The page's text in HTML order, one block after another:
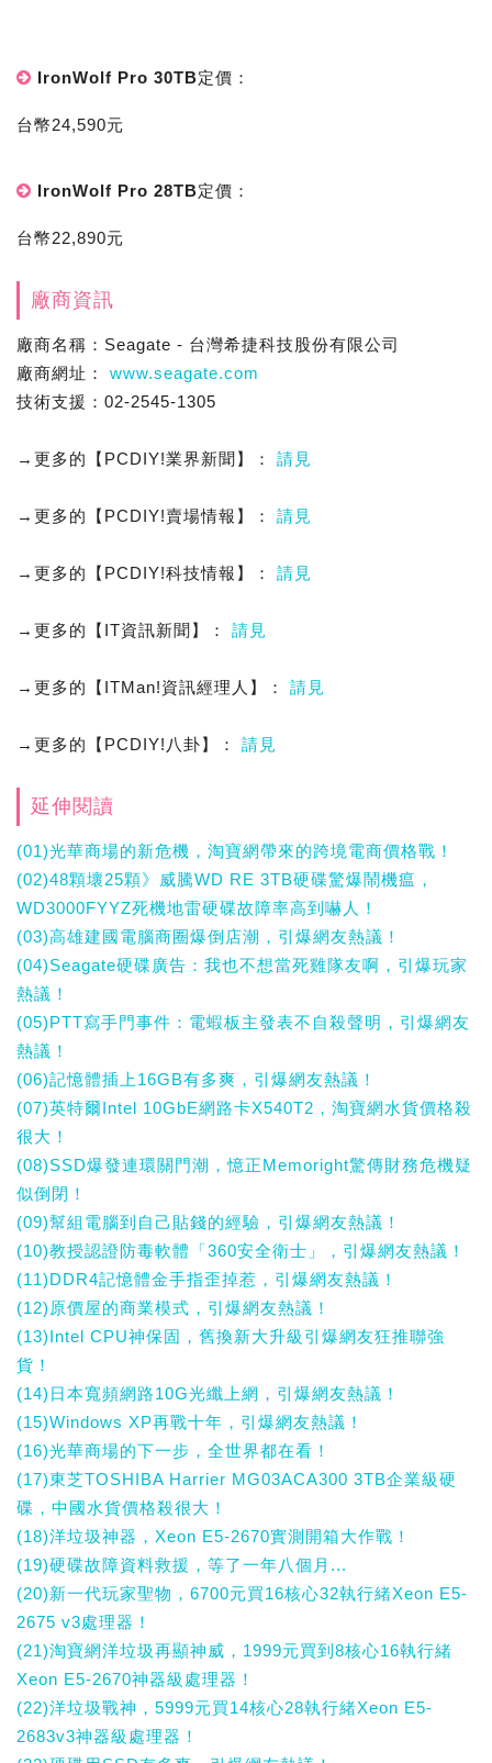
IronWolf Pro 30TB定價：
台幣24,590元
IronWolf Pro 28TB定價：
台幣22,890元
廠商資訊
廠商名稱：Seagate - 台灣希捷科技股份有限公司
廠商網址： www.seagate.com
技術支援：02-2545-1305
→更多的【PCDIY!業界新聞】： 請見
→更多的【PCDIY!賣場情報】： 請見
→更多的【PCDIY!科技情報】： 請見
→更多的【IT資訊新聞】： 請見
→更多的【ITMan!資訊經理人】： 請見
→更多的【PCDIY!八卦】： 請見
延伸閱讀
(01)光華商場的新危機，淘寶網帶來的跨境電商價格戰！
(02)48顆壞25顆》威騰WD RE 3TB硬碟驚爆鬧機瘟，
WD3000FYYZ死機地雷硬碟故障率高到嚇人！
(03)高雄建國電腦商圈爆倒店潮，引爆網友熱議！
(04)Seagate硬碟廣告：我也不想當死雞隊友啊，引爆玩家
熱議！
(05)PTT寫手門事件：電蝦板主發表不自殺聲明，引爆網友
熱議！
(06)記憶體插上16GB有多爽，引爆網友熱議！
(07)英特爾Intel 10GbE網路卡X540T2，淘寶網水貨價格殺
很大！
(08)SSD爆發連環關門潮，憶正Memoright驚傳財務危機疑
似倒閉！
(09)幫組電腦到自己貼錢的經驗，引爆網友熱議！
(10)教授認證防毒軟體「360安全衛士」，引爆網友熱議！
(11)DDR4記憶體金手指歪掉惹，引爆網友熱議！
(12)原價屋的商業模式，引爆網友熱議！
(13)Intel CPU神保固，舊換新大升級引爆網友狂推聯強
貨！
(14)日本寬頻網路10G光纖上網，引爆網友熱議！
(15)Windows XP再戰十年，引爆網友熱議！
(16)光華商場的下一步，全世界都在看！
(17)東芝TOSHIBA Harrier MG03ACA300 3TB企業級硬
碟，中國水貨價格殺很大！
(18)洋垃圾神器，Xeon E5-2670實測開箱大作戰！
(19)硬碟故障資料救援，等了一年八個月...
(20)新一代玩家聖物，6700元買16核心32執行緒Xeon E5-
2675 v3處理器！
(21)淘寶網洋垃圾再顯神威，1999元買到8核心16執行緒
Xeon E5-2670神器級處理器！
(22)洋垃圾戰神，5999元買14核心28執行緒Xeon E5-
2683v3神器級處理器！